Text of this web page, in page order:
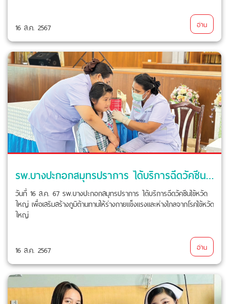
16 ส.ค. 2567 อ่าน
รพ.บางปะกอกสมุทรปราการ ได้บริการฉีดวัคซีนไข้หวัดใหญ่
วันที่ 16 ส.ค. 67 รพ.บางปะกอกสมุทรปราการ ได้บริการฉีดวัคซีนไข้หวัด
ใหญ่ เพื่อเสริมสร้างภูมิต้านทานให้ร่างกายแข็งแรงและห่างไกลจากโรคไข้หวัด
ใหญ่
16 ส.ค. 2567 อ่าน